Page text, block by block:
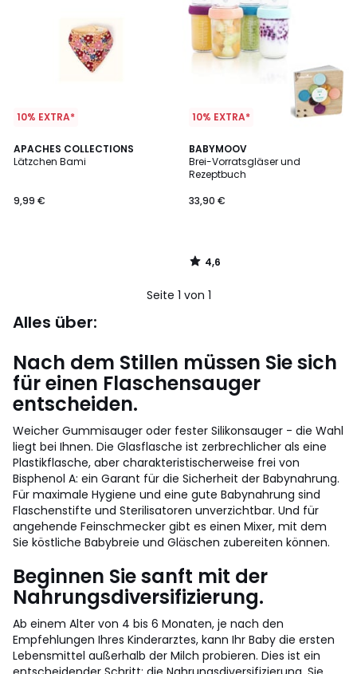
10% EXTRA*
APACHES COLLECTIONS
Lätzchen Bami
9,99 €
10% EXTRA*
BABYMOOV
Brei-Vorratsgläser und
Rezeptbuch
33,90 €
4,6
/ 5
4,6
/
Seite 1 von 1
Alles über:
Nach dem Stillen müssen Sie sich
für einen Flaschensauger
entscheiden.
Weicher Gummisauger oder fester Silikonsauger - die Wahl
liegt bei Ihnen. Die Glasflasche ist zerbrechlicher als eine
Plastikflasche, aber charakteristischerweise frei von
Bisphenol A: ein Garant für die Sicherheit der Babynahrung.
Für maximale Hygiene und eine gute Babynahrung sind
Flaschenstifte und Sterilisatoren unverzichtbar. Und für
angehende Feinschmecker gibt es einen Mixer, mit dem
Sie köstliche Babybreie und Gläschen zubereiten können.
Beginnen Sie sanft mit der
Nahrungsdiversifizierung.
Ab einem Alter von 4 bis 6 Monaten, je nach den
Empfehlungen Ihres Kinderarztes, kann Ihr Baby die ersten
Lebensmittel außerhalb der Milch probieren. Dies ist ein